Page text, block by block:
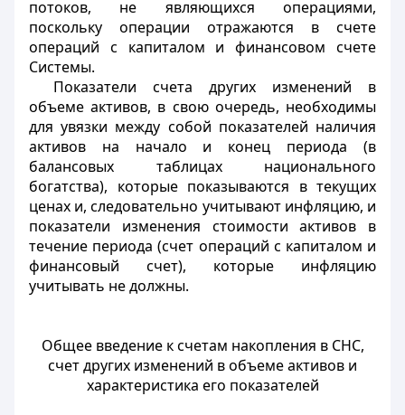
потоков, не являющихся операциями,
поскольку операции отражаются в счете
операций с капиталом и финансовом счете
Системы.
Показатели счета других изменений в
объеме активов, в свою очередь, необходимы
для увязки между собой показателей наличия
активов на начало и конец периода (в
балансовых таблицах национального
богатства), которые показываются в текущих
ценах и, следовательно учитывают инфляцию, и
показатели изменения стоимости активов в
течение периода (счет операций с капиталом и
финансовый счет), которые инфляцию
учитывать не должны.
Общее введение к счетам накопления в СНС,
счет других изменений в объеме активов и
характеристика его показателей